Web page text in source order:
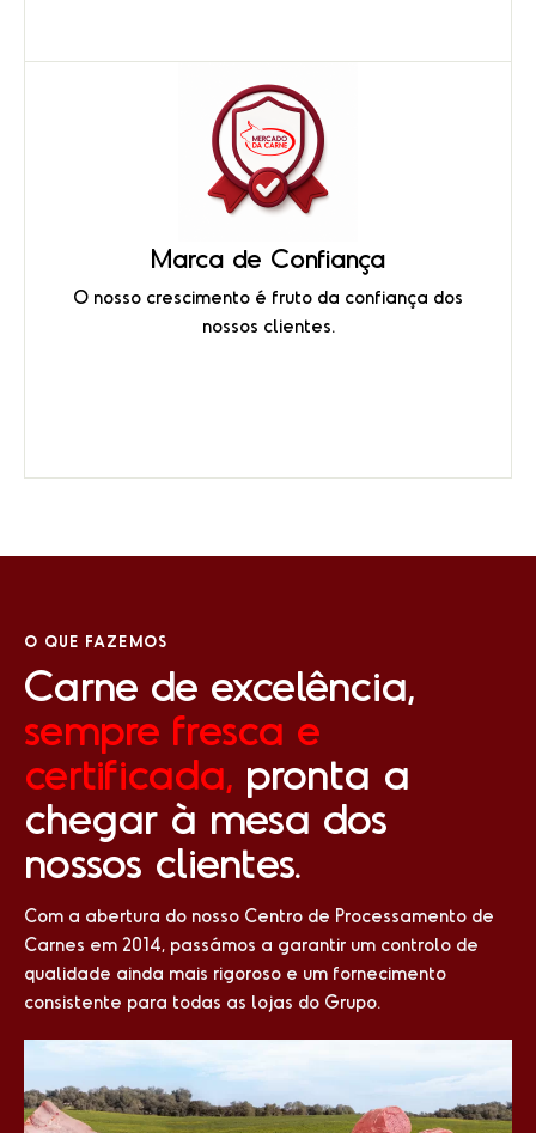
Marca de Confiança
O nosso crescimento é fruto da confiança dos
nossos clientes.
O QUE FAZEMOS
Carne de excelência,
sempre fresca e
certificada, pronta a
chegar à mesa dos
nossos clientes.
Com a abertura do nosso Centro de Processamento de
Carnes em 2014, passámos a garantir um controlo de
qualidade ainda mais rigoroso e um fornecimento
consistente para todas as lojas do Grupo.